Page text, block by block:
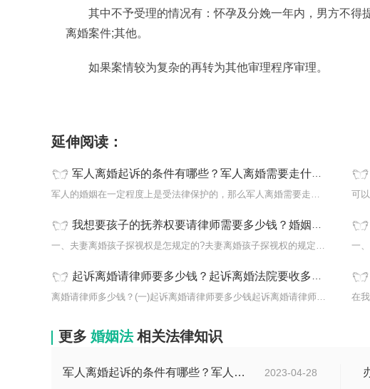
其中不予受理的情况有：怀孕及分娩一年内，男方不得
离婚案件;其他。
如果案情较为复杂的再转为其他审理程序审理。
延伸阅读：
军人离婚起诉的条件有哪些？军人离婚需要走什么样的流程?
军人的婚姻在一定程度上是受法律保护的，那么军人离婚需要走什么样...
我想要孩子的抚养权要请律师需要多少钱？婚姻法离婚孩子抚养权归谁？
一、夫妻离婚孩子探视权是怎规定的?夫妻离婚孩子探视权的规定是根据...
起诉离婚请律师要多少钱？起诉离婚法院要收多少费用？
离婚请律师多少钱？(一)起诉离婚请律师要多少钱起诉离婚请律师所需...
更多 婚姻法 相关法律知识
2023-04-28
军人离婚起诉的条件有哪些？军人离婚需要走什么样的流程?